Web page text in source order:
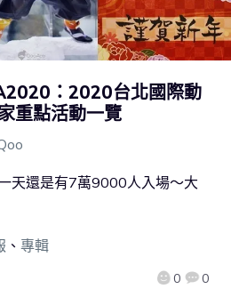
：2020台北國際動
重點活動一覽
0 0
天還是有7萬9000人入場～大
、 專輯